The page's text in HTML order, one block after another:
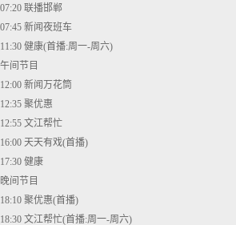
07:20 联播邯郸
07:45 新闻夜班车
11:30 健康(首播:周一-周六)
午间节目
12:00 新闻万花筒
12:35 聚优惠
12:55 文江帮忙
16:00 天天有戏(首播)
17:30 健康
晚间节目
18:10 聚优惠(首播)
18:30 文江帮忙(首播:周一-周六)